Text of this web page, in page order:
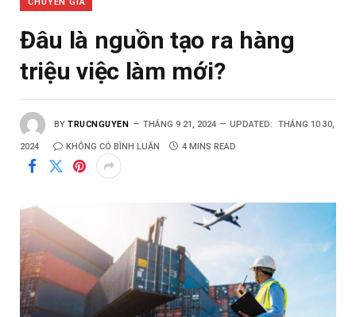
Đâu là nguồn tạo ra hàng
triệu việc làm mới?
BY TRUCNGUYEN THÁNG 9 21, 2024 UPDATED: THÁNG 10 30,
2024 KHÔNG CÓ BÌNH LUẬN 4 MINS READ